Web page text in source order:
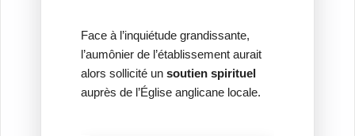
Face à l’inquiétude grandissante,
l’aumônier de l’établissement aurait
alors sollicité un soutien spirituel
auprès de l’Église anglicane locale.